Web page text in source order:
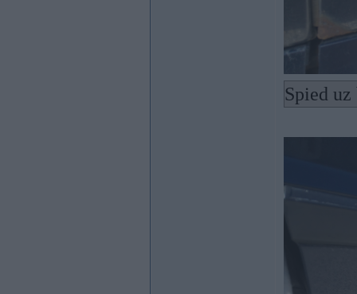
Spied